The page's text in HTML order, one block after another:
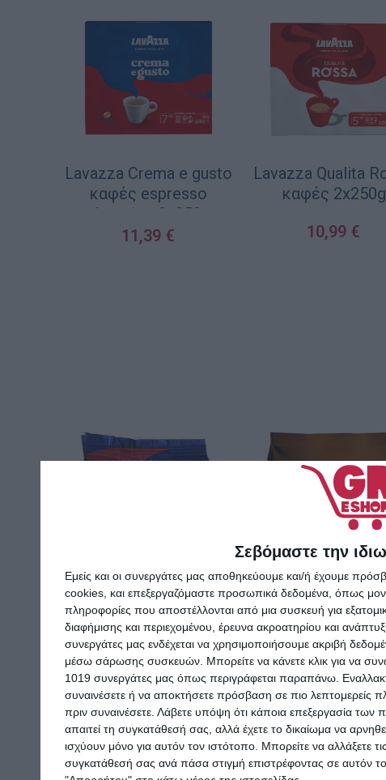
Σεβόμαστε την
Εμείς και οι συνεργάτες μας αποθηκεύουμε και/ή έχουμε
cookies, και επεξεργαζόμαστε προσωπικά δεδομένα, όπως
πληροφορίες που αποστέλλονται από μια συσκευή για
διαφήμισης και περιεχομένου, έρευνα ακροατηρίου και
συνεργάτες μας ενδέχεται να χρησιμοποιήσουμε ακριβή
μέσω σάρωσης συσκευών. Μπορείτε να κάνετε κλικ για να
1019 συνεργάτες μας όπως περιγράφεται παραπάνω.
συναινέσετε ή να αποκτήσετε πρόσβαση σε πιο λεπτομερείς
πριν συναινέσετε. Λάβετε υπόψη ότι κάποια επεξεργασία των
απαιτεί τη συγκατάθεσή σας, αλλά έχετε το δικαίωμα να
ισχύουν μόνο για αυτόν τον ιστότοπο. Μπορείτε να αλλάξετε
συγκατάθεσή σας ανά πάσα στιγμή επιστρέφοντας σε αυτόν
Lavazza Crema e gusto
καφές espresso
classsico 2x250g
11,39 €
Lavazza Qualita
καφές 2x250g
10,99 €
Lavazza Καφές
Espresso Brazil Top
Class σε Κόκκους 1kg
Lavazza
Espresso
Aroma Brown